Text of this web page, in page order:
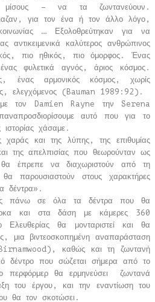
μίσους – να τα ζωντανεύουν.
για τον ένα ή τον άλλο λόγο,
… Εξολοθρεύτηκαν για να
αντικειμενικά καλύτερος ανθρώπινος
πιο ηθικός, πιο όμορφος. Ένας
φυλετικά αγνός, άριος κόσμος.
ένας αρμονικός κόσμος, χωρίς
ελεγχόμενος (Bauman 1989:92).
τον Damien Rayne την Serena
αυτό που για το
ιστορίας χάσαμε.
χαράς και της λύπης, της επιθυμίας
της απελπισίας που θεωρούνταν ως
έπρεπε να διαχωριστούν από τη
παρουσιαστούν στους χαρακτήρες
δέντρα».
πάνω σε όλα τα δέντρα που θα
και στα δάση με κάμερες 360
θα μονταριστεί και θα
μια βιντεοσκοπημένη αναπαράσταση
καθώς και τη ζωντανή
δέντρο που σώζεται σήμερα από το
θα ερμηνεύσει ζωντανά
του έργου, και την εναντίωση του
θα τον σκοτώσει.